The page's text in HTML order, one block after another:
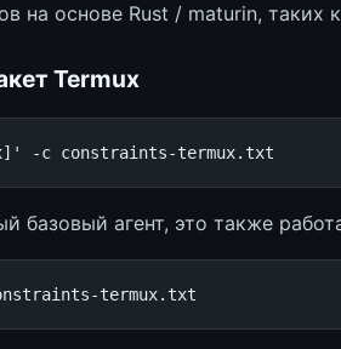
на основе Rust / maturin, таких
Termux
-c
базовый агент, это также